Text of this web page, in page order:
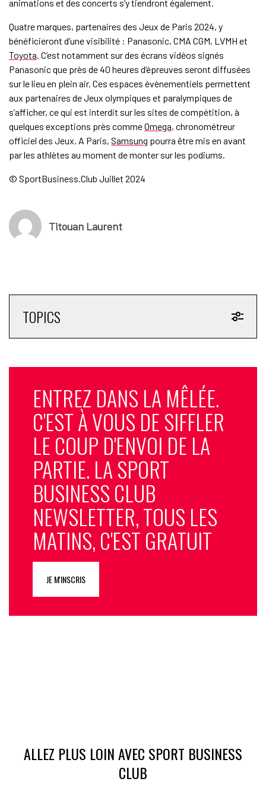
animations et des concerts s’y tiendront également.
Quatre marques, partenaires des Jeux de Paris 2024, y
bénéficieront d’une visibilité : Panasonic, CMA CGM, LVMH et
Toyota. C’est notamment sur des écrans vidéos signés
Panasonic que près de 40 heures d’épreuves seront diffusées
sur le lieu en plein air. Ces espaces évènementiels permettent
aux partenaires de Jeux olympiques et paralympiques de
s’afficher, ce qui est interdit sur les sites de compétition, à
quelques exceptions près commeOmega, chronométreur
officiel des Jeux. A Paris, Samsung pourra être mis en avant
par les athlètes au moment de monter sur les podiums.
© SportBusiness.Club Juillet 2024
Titouan Laurent
TOPICS
ENTREZ DANS LA MÊLÉE.
C'EST À VOUS DE SIFFLER
LE COUP D'ENVOI DE LA
PARTIE. LA SPORT
BUSINESS CLUB
NEWSLETTER, TOUS LES
MATINS, C'EST GRATUIT
JE M'INSCRIS
ALLEZ PLUS LOIN AVEC SPORT BUSINESS
CLUB